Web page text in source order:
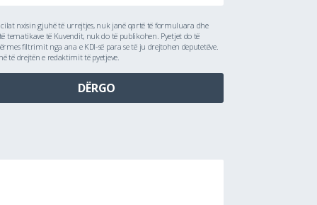
cilat nxisin gjuhë të urrejtjes, nuk janë qartë të formuluara dhe
tematikave të Kuvendit, nuk do të publikohen. Pyetjet do të
filtrimit nga ana e KDI-së para se të ju drejtohen deputetëve.
të drejtën e redaktimit të pyetjeve.